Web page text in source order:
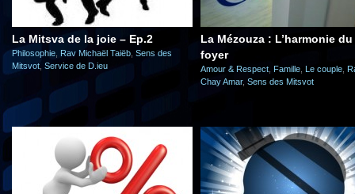
La Mitsva de la joie – Ep.2
Philosophie Rav Michaël Taiëb Sens des
Mitsvot Service de D.ieu
La Mézouza : L’harmonie du
foyer
Amour & Respect Famille Le couple
Chay Amar, Sens des Mitsvot